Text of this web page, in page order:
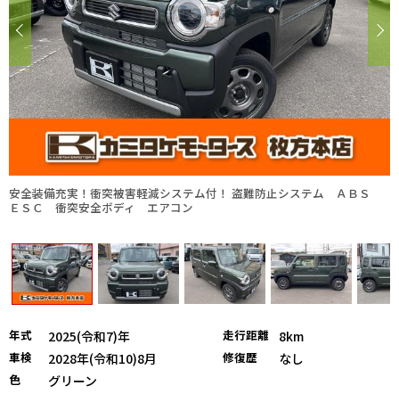
安全装備充実！衝突被害軽減システム付！ 盗難防止システム ＡＢＳ
ＥＳＣ 衝突安全ボディ エアコン
年式 2025(令和7)年 走行距離 8km
車検 2028年(令和10)8月 修復歴 なし
色 グリーン